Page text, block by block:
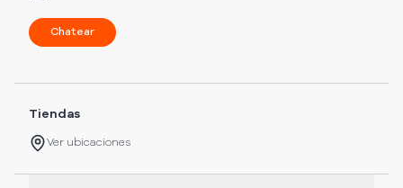
Chatear
Tiendas
Ver ubicaciones